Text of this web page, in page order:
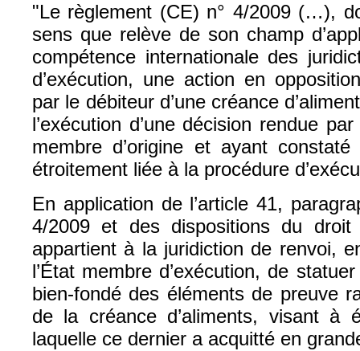
"Le règlement (CE) n° 4/2009 (…),
sens que relève de son champ
compétence internationale des
d’exécution, une action en
par le débiteur d’une créance
l’exécution d’une décision rendue
membre d’origine et ayant
étroitement liée à la procédure
En application de l’article 41,
4/2009 et des dispositions du droit
appartient à la juridiction de renvoi,
l’État membre d’exécution, de
bien-fondé des éléments de preuve
de la créance d’aliments, visant à
laquelle ce dernier a acquitté en